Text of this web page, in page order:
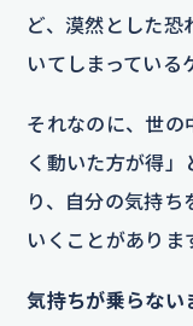
ど、漠然とした恐
いてしまっている
それなのに、世の
く動いた方が得
り、自分の気持ち
いくことがありま
気持ちが乗らない